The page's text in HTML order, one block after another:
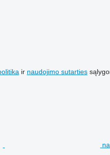
ir naudojimo sutarties